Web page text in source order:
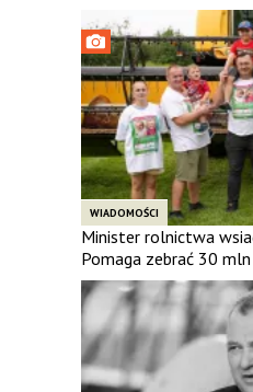
WIADOMOŚCI
Minister rolnictwa
Pomaga zebrać 30